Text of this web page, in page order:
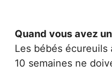
Quand vous avez
Les bébés écureuils
10 semaines ne